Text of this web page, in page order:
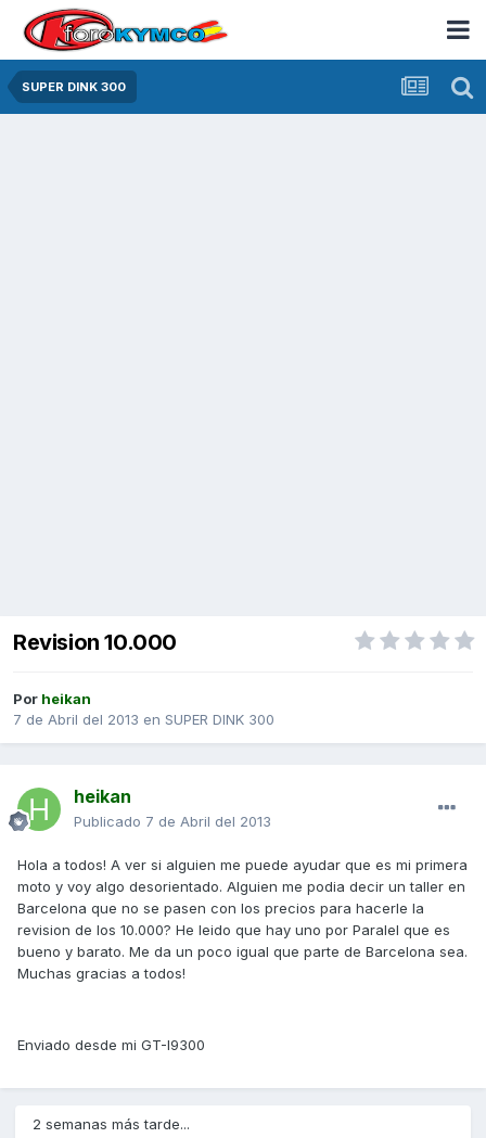
SUPER DINK 300
Revision 10.000
Por heikan
7 de Abril del 2013 en SUPER DINK 300
heikan
Publicado 7 de Abril del 2013
Hola a todos! A ver si alguien me puede ayudar que es mi primera
moto y voy algo desorientado. Alguien me podia decir un taller en
Barcelona que no se pasen con los precios para hacerle la
revision de los 10.000? He leido que hay uno por Paralel que es
bueno y barato. Me da un poco igual que parte de Barcelona sea.
Muchas gracias a todos!
Enviado desde mi GT-I9300
2 semanas más tarde...